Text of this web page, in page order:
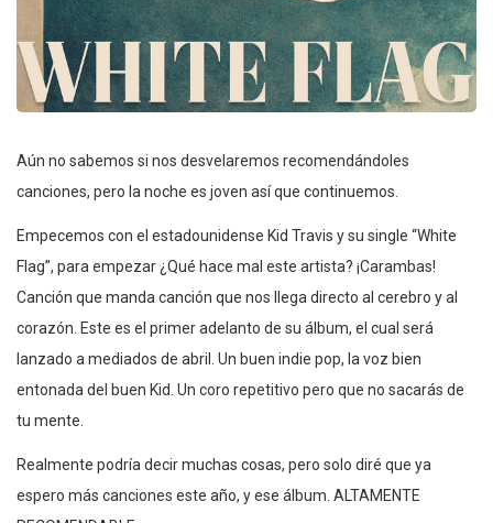
Aún no sabemos si nos desvelaremos recomendándoles
canciones, pero la noche es joven así que continuemos.
Empecemos con el estadounidense Kid Travis y su single “White
Flag”, para empezar ¿Qué hace mal este artista? ¡Carambas!
Canción que manda canción que nos llega directo al cerebro y al
corazón. Este es el primer adelanto de su álbum, el cual será
lanzado a mediados de abril. Un buen indie pop, la voz bien
entonada del buen Kid. Un coro repetitivo pero que no sacarás de
tu mente.
Realmente podría decir muchas cosas, pero solo diré que ya
espero más canciones este año, y ese álbum. ALTAMENTE